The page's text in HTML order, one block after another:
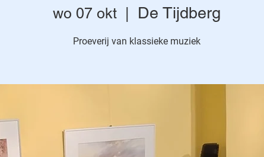
wo 07 okt
  |
De Tijdberg
Proeverij van klassieke muziek